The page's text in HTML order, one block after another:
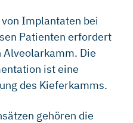
Implantaten bei
Patienten erfordert
Die
ist eine
des Kieferkamms.
gehören die